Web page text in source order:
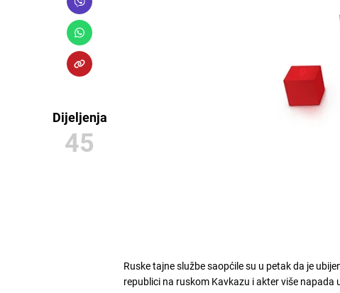
Dijeljenja
45
Ruske tajne službe saopćile su u petak da je
republici na ruskom Kavkazu i akter više napada